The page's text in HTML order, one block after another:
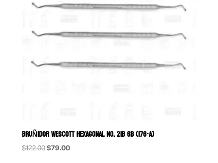
BRUÑIDOR WESCOTT HEXAGONAL NO. 21B 6B (176-A)
$122.00Original
$79.00Current